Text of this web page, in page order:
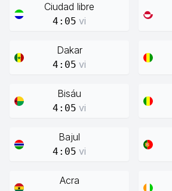
Ciudad libre
4:05 vi
Dakar
4:05 vi
Bisáu
4:05 vi
Bajul
4:05 vi
Acra